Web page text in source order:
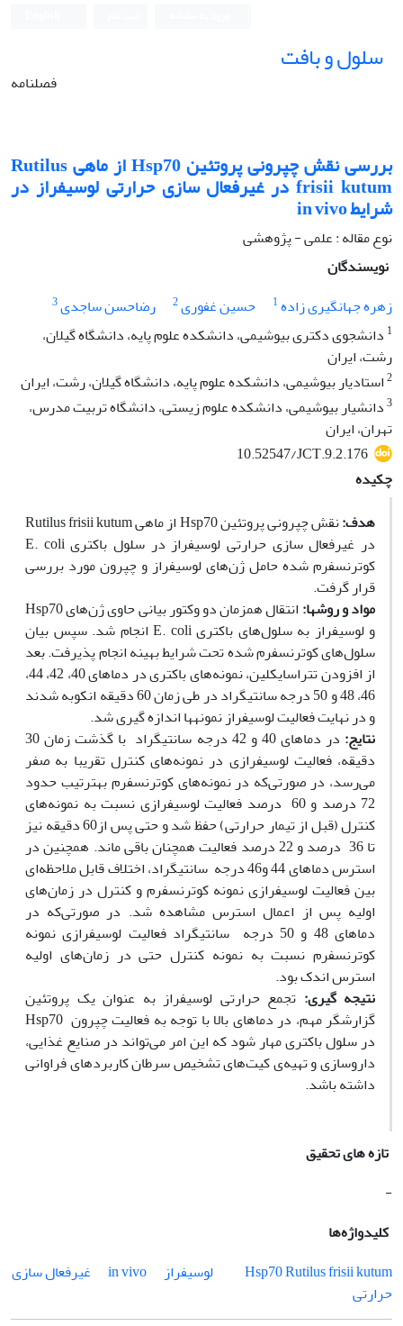
سلول و بافت
فصلنامه
بررسی نقش چپرونی پروتئین Hsp70 از ماهی Rutilus
frisii kutum در غیرفعال سازی حرارتی لوسیفراز در
شرایط in vivo
نوع مقاله : علمی - پژوهشی
نویسندگان
زهره جهانگیری زاده1 حسین غفوری2 رضاحسن ساجدی3
1 دانشجوی دکتری بیوشیمی، دانشکده علوم پایه، دانشگاه گیلان،
رشت، ایران
2استادیار بیوشیمی، دانشکده علوم پایه، دانشگاه گیلان، رشت، ایران
3دانشیار بیوشیمی، دانشکده علوم زیستی، دانشگاه تربیت مدرس،
تهران، ایران
10.52547/JCT.9.2.176
چکیده
هدف:
نقش چپرونی پروتئین Hsp70 از ماهی Rutilus frisii kutum
در غیرفعال سازی حرارتی لوسیفراز در سلول باکتری E. coli
کوترنسفرم شده حامل ژن‌های لوسیفراز و چپرون مورد بررسی
قرار گرفت.
مواد و روشها:
انتقال هم‫زمان دو وکتور بیانی حاوی ژن‌های Hsp70
و لوسیفراز به سلول‌های باکتری E. coli انجام شد. سپس بیان
سلول‌های کوترنسفرم شده تحت شرایط بهینه انجام پذیرفت. بعد
از افزودن تتراسایکلین، نمونه‌های باکتری در دماهای 40، 42، 44،
46، 48 و 50 درجه سانتی‫گراد در طی زمان 60 دقیقه انکوبه شدند
و در نهایت فعالیت لوسیفراز نمونه‫ها اندازه‫ گیری شد.
نتایج:
در دماهای 40 و 42 درجه سانتی‫گراد با گذشت زمان 30
دقیقه، فعالیت لوسیفرازی در نمونه‌های کنترل تقریبا به صفر
می‌رسد، در صورتی‌که در نمونه‌های کوترنسفرم به‫ترتیب حدود
72 درصد و 60 درصد فعالیت لوسیفرازی نسبت به نمونه‌های
کنترل (‫قبل از تیمار حرارتی) حفظ شد و حتی پس از60 دقیقه نیز
تا 36 درصد و 22 درصد فعالیت همچنان باقی ماند. همچنین در
استرس دماهای 44 و46 درجه سانتی‫گراد، اختلاف قابل ملاحظه‌ای
بین فعالیت لوسیفرازی نمونه کوترنسفرم و کنترل در زمان‌های
اولیه پس از اعمال استرس مشاهده شد. در صورتی‌که در
دماهای 48 و 50 درجه سانتی‫گراد فعالیت لوسیفرازی نمونه
کوترنسفرم نسبت به نمونه کنترل حتی در زمان‌های اولیه
استرس اندک بود.
نتیجه گیری: تجمع حرارتی لوسیفراز به عنوان یک پروتئین
گزارش‫گر مهم، در دماهای بالا با توجه به فعالیت چپرون Hsp70
در سلول باکتری مهار شود که این امر می‌تواند در صنایع غذایی،
داروسازی و تهیه‌ی کیت‌های تشخیص سرطان کاربردهای فراوانی
داشته باشد.
تازه های تحقیق
-
کلیدواژه‌ها
Hsp70Rutilus frisii kutum لوسیفراز in vivo
غیرفعال سازی
حرارتی